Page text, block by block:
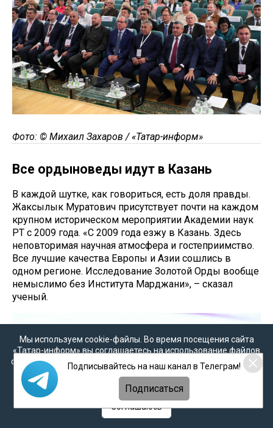
Фото: © Михаил Захаров / «Татар-информ»
Все ордыноведы идут в Казань
В каждой шутке, как говориться, есть доля правды.
Жаксылык Муратович присутствует почти на каждом
крупном историческом мероприятии Академии наук
РТ с 2009 года. «С 2009 года езжу в Казань. Здесь
неповторимая научная атмосфера и гостеприимство.
Все лучшие качества Европы и Азии сошлись в
одном регионе. Исследование Золотой Орды вообще
немыслимо без Института Марджани», – сказал
ученый.
Мы используем cookie-файлы. Во время посещения сайта
«Татар-информ» вы соглашаетесь на использование файлов
cookie в соответствии с настоящим уведомлением, согласием
наобработку персональных данных,Политикой о
персональных данных
Политикой конфиденциальности
Соглашаюсь
Подписывайтесь на наш канал в Телеграм!
Подписаться